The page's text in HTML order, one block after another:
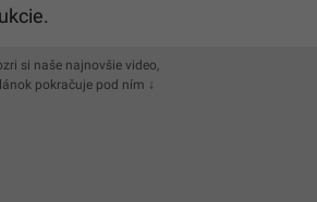
si naše najnovšie video,
pokračuje pod ním ↓